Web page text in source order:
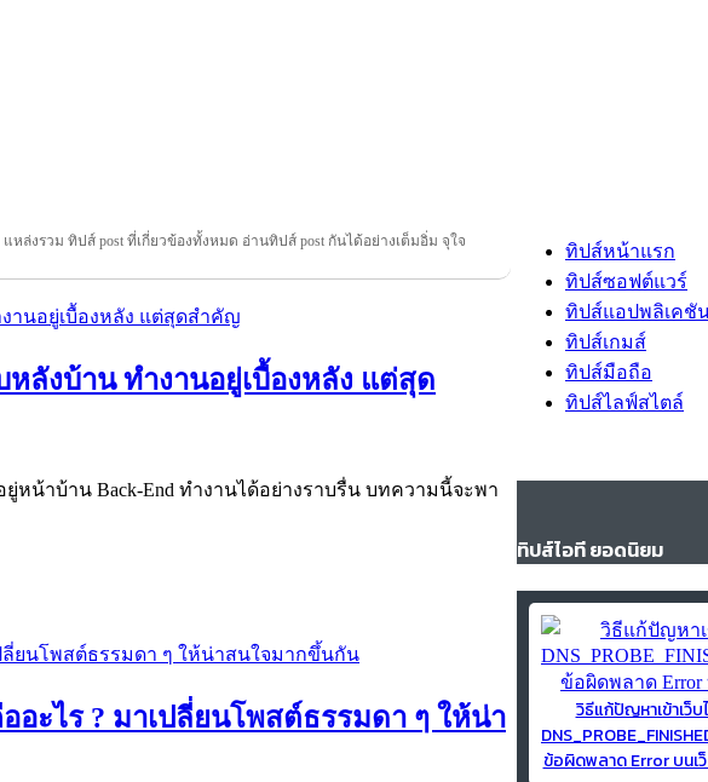
แหล่งรวม ทิปส์ post ที่เกี่ยวข้องทั้งหมด อ่านทิปส์ post กันได้อย่างเต็มอิ่ม จุใจ
หลังบ้าน ทำงานอยู่เบื้องหลัง แต่สุด
หน้าบ้าน Back-End ทำงานได้อย่างราบรื่น บทความนี้จะพา
ออะไร ? มาเปลี่ยนโพสต์ธรรมดา ๆ ให้น่า
ทิปส์หน้าแรก
ทิปส์ซอฟต์แวร์
ทิปส์แอปพลิเคชั
ทิปส์เกมส์
ทิปส์มือถือ
ทิปส์ไลฟ์สไตล์
ทิปส์ไอที ยอดนิยม
วิธีแก้ปัญหาเข้าเว็บ
ข้อผิดพลาด Error บนเว็